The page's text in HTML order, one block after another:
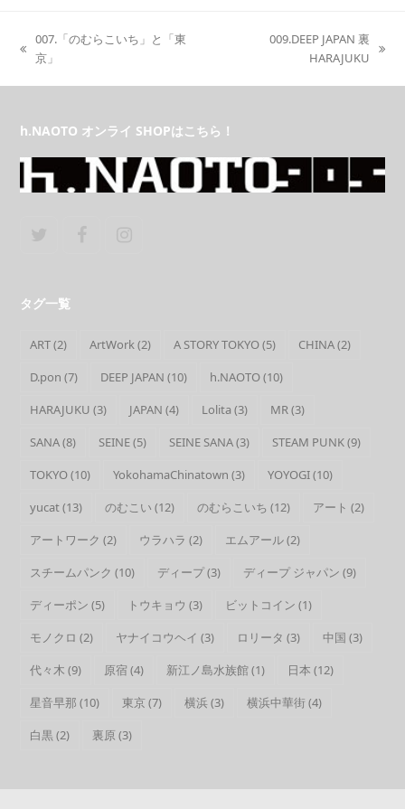
previous
007.「のむらこいち」と「東
京」
009.DEEP JAPAN 裏
HARAJUKU
h.NAOTO オンライ SHOPはこちら！
タグ一覧
ART(2) ArtWork(2) A STORY TOKYO(5) CHINA(2)
D.pon (7) DEEP JAPAN (10) h.NAOTO(10)
HARAJUKU (3) JAPAN (4) Lolita (3) MR(3)
SANA(8) SEINE(5) SEINE SANA(3) STEAM PUNK(9)
TOKYO(10) YokohamaChinatown (3) YOYOGI(10)
yucat(13) のむこい (12) のむらこいち (12) アート (2)
アートワーク (2) ウラハラ (2) エムアール(2)
スチームパンク (10) ディープ(3) ディープ ジャパン (9)
ディーポン (5) トウキョウ (3) ビットコイン (1)
モノクロ (2) ヤナイコウヘイ (3) ロリータ (3) 中国 (3)
代々木 (9) 原宿 (4) 新江ノ島水族館(1) 日本 (12)
星音早那 (10) 東京(7) 横浜(3) 横浜中華街 (4)
白黒 (2) 裏原(3)